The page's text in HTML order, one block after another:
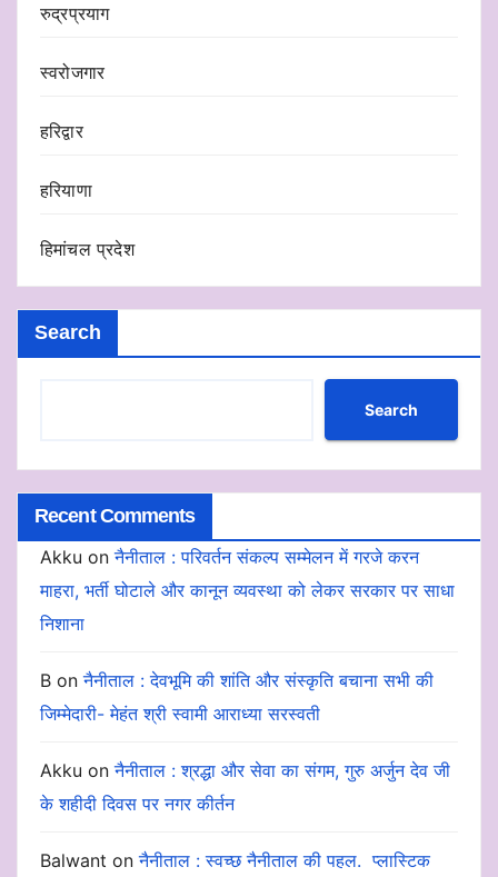
रुद्रप्रयाग
स्वरोजगार
हरिद्वार
हरियाणा
हिमांचल प्रदेश
Search
Search
Recent Comments
Akku onनैनीताल : परिवर्तन संकल्प सम्मेलन में गरजे करन
माहरा, भर्ती घोटाले और कानून व्यवस्था को लेकर सरकार पर साधा
निशाना
B onनैनीताल : देवभूमि की शांति और संस्कृति बचाना सभी की
जिम्मेदारी- मेहंत श्री स्वामी आराध्या सरस्वती
Akku onनैनीताल : श्रद्धा और सेवा का संगम, गुरु अर्जुन देव जी
के शहीदी दिवस पर नगर कीर्तन
Balwant onनैनीताल : स्वच्छ नैनीताल की पहल. प्लास्टिक